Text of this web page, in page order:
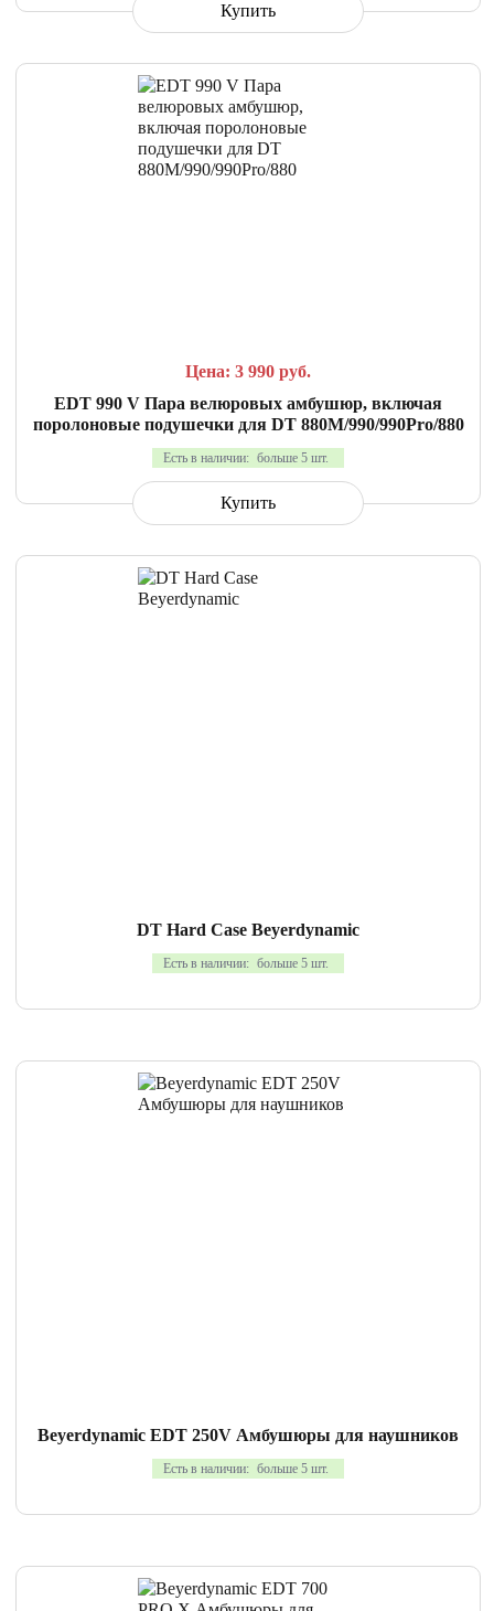
Купить
Цена: 3 990 руб.
EDT 990 V Пара велюровых амбушюр, включая
поролоновые подушечки для DT 880M/990/990Pro/880
Есть в наличии: больше 5 шт.
Купить
DT Hard Case Beyerdynamic
Есть в наличии: больше 5 шт.
Beyerdynamic EDT 250V Амбушюры для наушников
Есть в наличии: больше 5 шт.